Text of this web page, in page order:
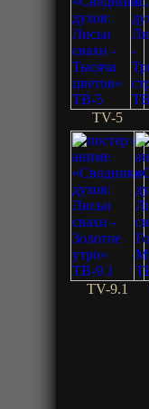
TV-5
TV-9.1